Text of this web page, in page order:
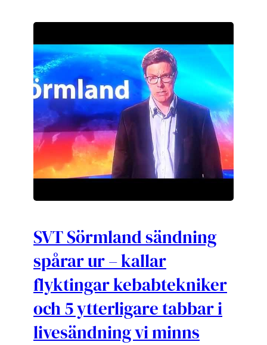
SVT Sörmland sändning
spårar ur – kallar
flyktingar kebabtekniker
och 5 ytterligare tabbar i
livesändning vi minns